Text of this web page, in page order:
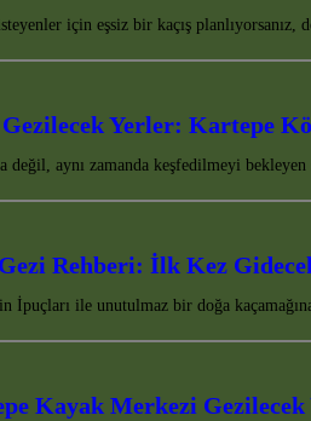
için eşsiz bir kaçış
Yerler: Kartepe
değil, aynı zamanda keşfedilmeyi
Rehberi: İlk Kez
İpuçları ile unutulmaz bir doğa
Kayak Merkezi